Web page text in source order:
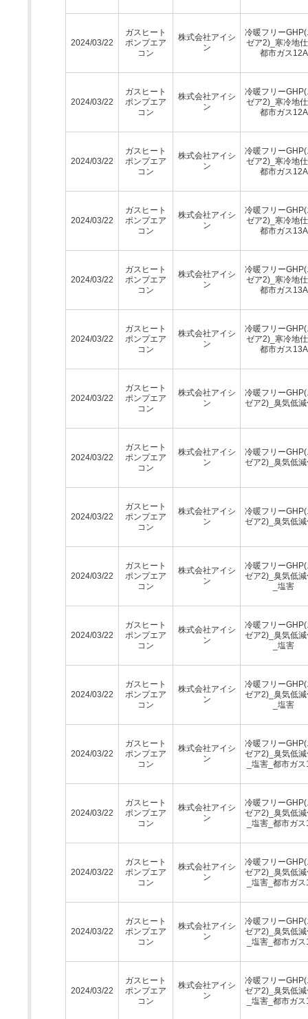
2024/03/22
ガスヒート
ポンプエア
コン
株式会社アイシ
ン
冷暖フリー
ゼア2)_寒冷地
都市ガス12A
2024/03/22
ガスヒート
ポンプエア
コン
株式会社アイシ
ン
冷暖フリー
ゼア2)_寒冷地
都市ガス12A
2024/03/22
ガスヒート
ポンプエア
コン
株式会社アイシ
ン
冷暖フリー
ゼア2)_寒冷地
都市ガス12A
2024/03/22
ガスヒート
ポンプエア
コン
株式会社アイシ
ン
冷暖フリー
ゼア2)_寒冷地
都市ガス13A
2024/03/22
ガスヒート
ポンプエア
コン
株式会社アイシ
ン
冷暖フリー
ゼア2)_寒冷地
都市ガス13A
2024/03/22
ガスヒート
ポンプエア
コン
株式会社アイシ
ン
冷暖フリー
ゼア2)_寒冷地
都市ガス13A
2024/03/22
ガスヒート
ポンプエア
コン
株式会社アイシ
ン
冷暖フリー
ゼア2)_臭気低減
2024/03/22
ガスヒート
ポンプエア
コン
株式会社アイシ
ン
冷暖フリー
ゼア2)_臭気低減
2024/03/22
ガスヒート
ポンプエア
コン
株式会社アイシ
ン
冷暖フリー
ゼア2)_臭気低減
2024/03/22
ガスヒート
ポンプエア
コン
株式会社アイシ
ン
冷暖フリー
ゼア2)_臭気低減
_塩害
2024/03/22
ガスヒート
ポンプエア
コン
株式会社アイシ
ン
冷暖フリー
ゼア2)_臭気低減
_塩害
2024/03/22
ガスヒート
ポンプエア
コン
株式会社アイシ
ン
冷暖フリー
ゼア2)_臭気低減
_塩害
2024/03/22
ガスヒート
ポンプエア
コン
株式会社アイシ
ン
冷暖フリー
ゼア2)_臭気低減
_塩害_都市ガ
2024/03/22
ガスヒート
ポンプエア
コン
株式会社アイシ
ン
冷暖フリー
ゼア2)_臭気低減
_塩害_都市ガ
2024/03/22
ガスヒート
ポンプエア
コン
株式会社アイシ
ン
冷暖フリー
ゼア2)_臭気低減
_塩害_都市ガ
2024/03/22
ガスヒート
ポンプエア
コン
株式会社アイシ
ン
冷暖フリー
ゼア2)_臭気低減
_塩害_都市ガ
2024/03/22
ガスヒート
ポンプエア
コン
株式会社アイシ
ン
冷暖フリー
ゼア2)_臭気低減
_塩害_都市ガ